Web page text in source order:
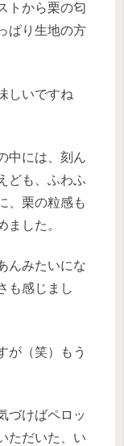
トから栗の匂
ぱり生地の方
しいですね
中には、刻ん
ども、ふわふ
、栗の粒感も
ました。
んみたいにな
も感じまし
が（笑）もう
づけばペロッ
ただいた、い